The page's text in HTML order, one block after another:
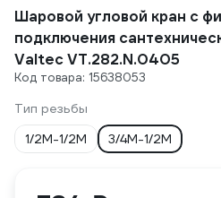
Шаровой угловой кран с
подключения
Valtec VT.282.N.0405
Код товара: 15638053
Тип резьбы
1/2M-1/2M
3/4M-1/2M